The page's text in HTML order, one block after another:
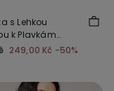
s Lehkou
k Plavkám
249,00 Kč -50%